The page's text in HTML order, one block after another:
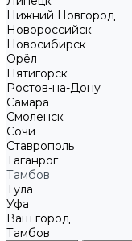
Нижний Новгород
Новороссийск
Новосибирск
Орёл
Пятигорск
Ростов-на-Дону
Самара
Смоленск
Сочи
Ставрополь
Таганрог
Тамбов
Тула
Уфа
Ваш город
Тамбов